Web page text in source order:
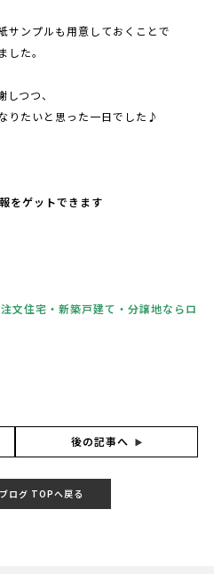
サンプルも用意しておくことで
た。
つつ、
りたいと思った一日でした♪
をゲットできます
住宅・新築⼾建て・分譲地な らロ
後の記事へ
ログ TOPへ戻る